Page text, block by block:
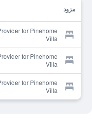
مزود
for Pinehome
Villa
for Pinehome
Villa
for Pinehome
Villa